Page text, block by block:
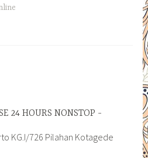
24 HOURS NONSTOP
KG.I/726 Pilahan Kotagede